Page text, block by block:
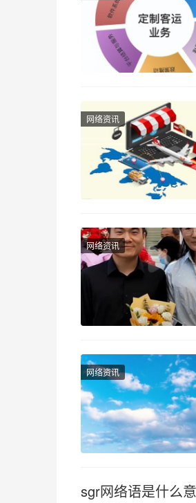
网络资讯
网络资讯
网络资讯
sgr网络语是什么